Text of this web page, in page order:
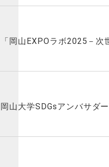
「岡山EXPOラボ2025－
岡山大学SDGsアンバサダ